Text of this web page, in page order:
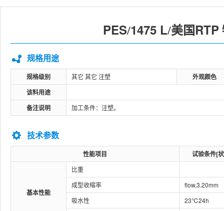
PES/1475 L/美国RTP
规格用途
规格级别 其它 其它 注塑
外观颜色
该料用途
备注说明
加工条件：注塑。
技术参数
性能项目 试验条件[
基本性能
比重
成型收缩率
flow,3.20mm
吸水性
23℃24h